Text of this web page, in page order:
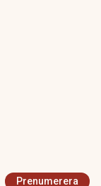
Prenumerera